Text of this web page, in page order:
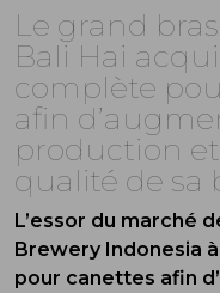
Le grand
Bali Hai
complète
afin
production
qualité de sa
L’essor du marché
Brewery Indonesia
pour canettes afin